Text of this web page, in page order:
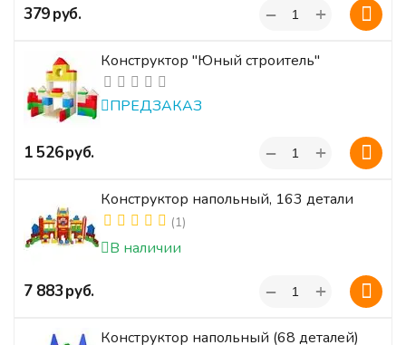
‍379‍руб. +
−
Конструктор "Юный строитель"
ПРЕДЗАКАЗ
‍1 526‍руб. +
−
Конструктор напольный, 163 детали
(1)
В наличии
‍7 883‍руб. +
−
Конструктор напольный (68 деталей)